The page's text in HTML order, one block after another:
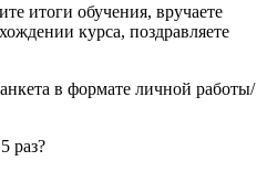
итоги обучения, вручаете
курса, поздравляете
в формате личной работы/